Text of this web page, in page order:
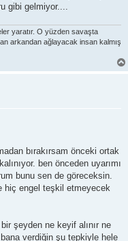
gibi gelmiyor....
yaratır. O yüzden savaşta
arkandan ağlayacak insan kalmış
bırakırsam önceki ortak
ben önceden uyarımı
bunu sen de göreceksin.
hiç engel teşkil etmeyecek
şeyden ne keyif alınır ne
verdiğin şu tepkiyle hele